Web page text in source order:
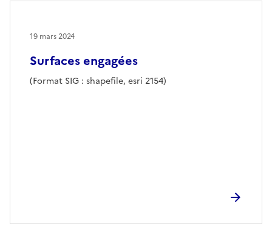
Surfaces engagées
(Format SIG : shapefile, esri 2154)
19 mars 2024